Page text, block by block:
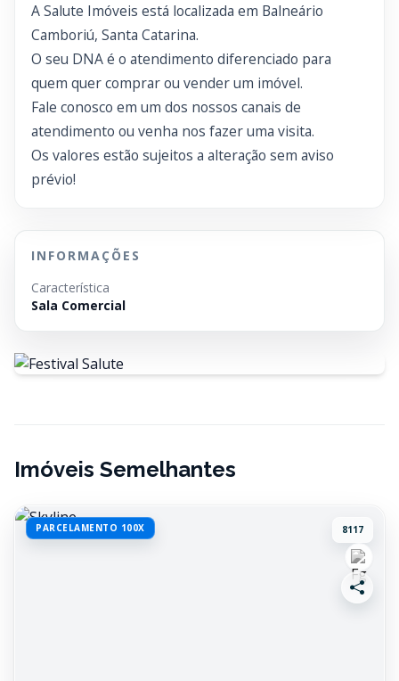
A Salute Imóveis está localizada em Balneário
Camboriú, Santa Catarina.
O seu DNA é o atendimento diferenciado para
quem quer comprar ou vender um imóvel.
Fale conosco em um dos nossos canais de
atendimento ou venha nos fazer uma visita.
Os valores estão sujeitos a alteração sem aviso
prévio!
INFORMAÇÕES
Característica
Sala Comercial
Imóveis Semelhantes
PARCELAMENTO 100X 8117